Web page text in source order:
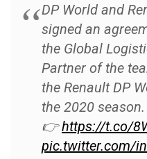
DP World and
signed an
the Global
Partner of the
the Renault DP
the 2020 season.
👉https://t.co/
pic.twitter.com/